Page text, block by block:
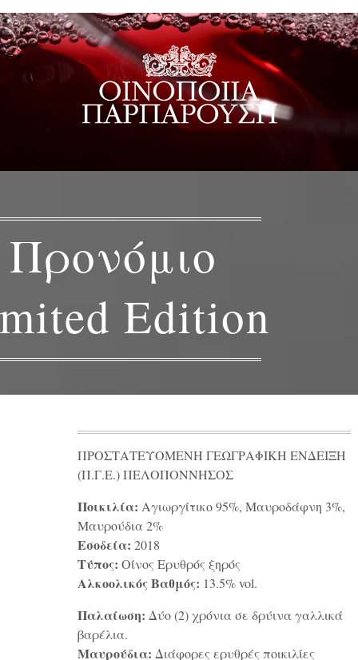
Προνόμιο
Edition
ΠΡΟΣΤΑΤΕΥΟΜΕΝΗ ΓΕΩΓΡΑΦΙΚΗ ΕΝΔΕΙΞΗ
(Π.Γ.Ε.) ΠΕΛΟΠΟΝΝΗΣΟΣ
Ποικιλία: Αγιωργίτικο 95%, Μαυροδάφνη 3%,
Μαυρούδια 2%
Εσοδεία: 2018
Τύπος: Οίνος Ερυθρός ξηρός
Αλκοολικός Βαθμός: 13.5% vol.
Παλαίωση: Δύο (2) χρόνια σε δρύινα γαλλικά
βαρέλια.
Μαυρούδια: Διάφορες ερυθρές ποικιλίες